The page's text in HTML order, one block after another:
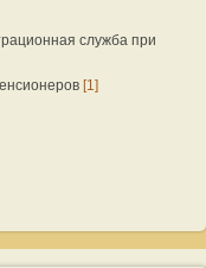
служба при
[1]